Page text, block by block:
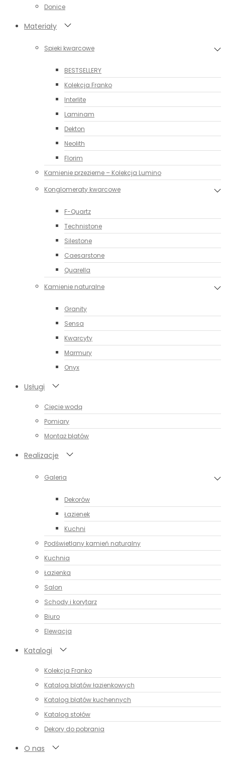
Donice
Materiały
Spieki kwarcowe
BESTSELLERY
Kolekcja Franko
Interlite
Laminam
Dekton
Neolith
Florim
Kamienie przezierne – Kolekcja Lumino
Konglomeraty kwarcowe
F-Quartz
Technistone
Silestone
Caesarstone
Quarella
Kamienie naturalne
Granity
Sensa
Kwarcyty
Marmury
Onyx
Usługi
Cięcie wodą
Pomiary
Montaż blatów
Realizacje
Galeria
Dekorów
Łazienek
Kuchni
Podświetlany kamień naturalny
Kuchnia
Łazienka
Salon
Schody i korytarz
Biuro
Elewacja
Katalogi
Kolekcja Franko
Katalog blatów łazienkowych
Katalog blatów kuchennych
Katalog stołów
Dekory do pobrania
O nas